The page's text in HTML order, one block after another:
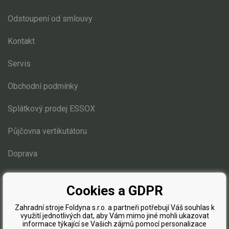
Náhradní díly
Náhradní díly Challenge
Náhradní díly Honda
Mulčovací žací ústrojí 110 cm
Elektro instalace
Sběrný koš
Žací ústrojí 102, 122 cm
Odstoupení od smlouvy
Kontakt
Servis
Obchodní podmínky
Splátkový prodej ESSOX
Půjčovna vertikutátoru
Doprava
Blog
Cookies a GDPR
Zahradní stroje Foldyna s.r.o. a partneři potřebují Váš souhlas k
využití jednotlivých dat, aby Vám mimo jiné mohli ukazovat
informace týkající se Vašich zájmů pomocí personalizace